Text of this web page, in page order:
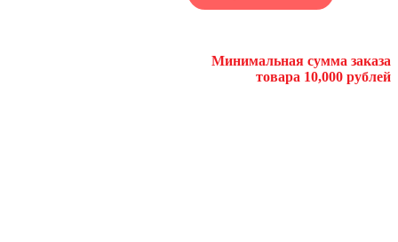
Минимальная сумма заказа
товара 10,000 рублей